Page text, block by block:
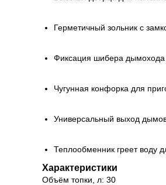
Герметичный зольник с
Фиксация шибера
Чугунная конфорка для
Универсальный выход
Теплообменник греет воду
Характеристики
Объём топки, л: 30